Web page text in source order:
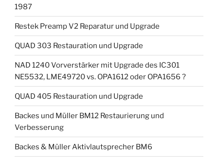
1987
Restek Preamp V2 Reparatur und Upgrade
QUAD 303 Restauration und Upgrade
NAD 1240 Vorverstärker mit Upgrade des IC301
NE5532, LME49720 vs. OPA1612 oder OPA1656 ?
QUAD 405 Restauration und Upgrade
Backes und Müller BM12 Restaurierung und
Verbesserung
Backes & Müller Aktivlautsprecher BM6